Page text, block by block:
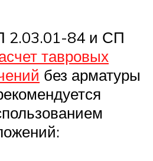
2.03.01-84 и СП
тавровых
без арматуры